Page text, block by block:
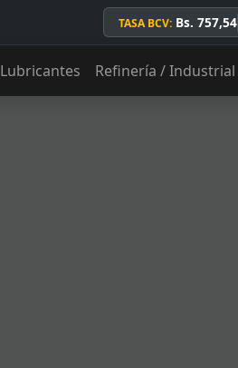
TASA BCV: Bs. 757,54
Lubricantes Refinería / Industrial